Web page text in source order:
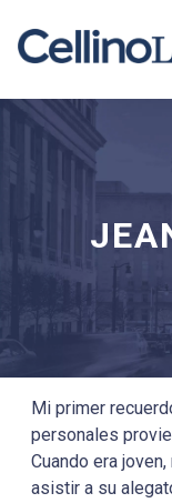
Mi primer
personales
Cuando era
asistir a su